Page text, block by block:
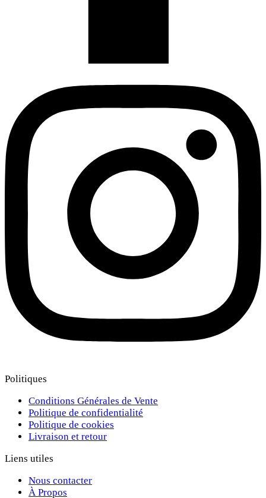
Politiques
Conditions Générales de Vente
Politique de confidentialité
Politique de cookies
Livraison et retour
Liens utiles
Nous contacter
À Propos